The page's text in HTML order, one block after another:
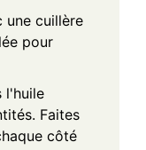
une cuillère
pour
l'huile
Faites
côté